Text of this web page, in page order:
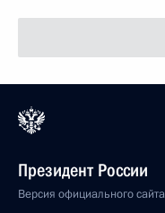
Президент России
Версия официального